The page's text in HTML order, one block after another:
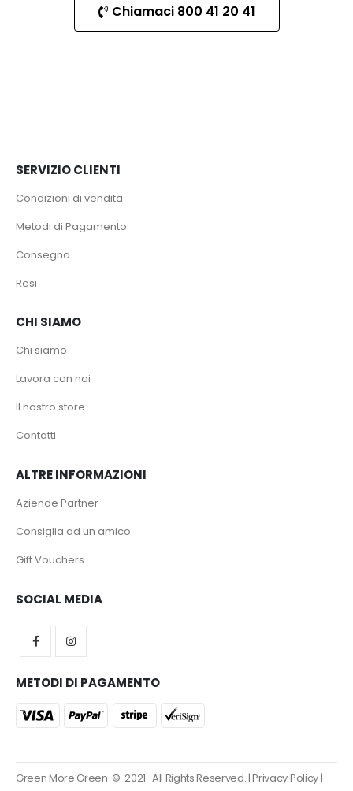
Chiamaci 800 41 20 41
SERVIZIO CLIENTI
Condizioni di vendita
Metodi di Pagamento
Consegna
Resi
CHI SIAMO
Chi siamo
Lavora con noi
Il nostro store
Contatti
ALTRE INFORMAZIONI
Aziende Partner
Consiglia ad un amico
Gift Vouchers
SOCIAL MEDIA
METODI DI PAGAMENTO
Green More Green © 2021. All Rights Reserved. |Privacy Policy|